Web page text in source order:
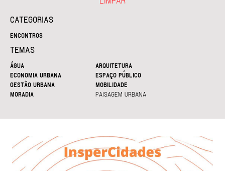
CATEGORIAS
ENCONTROS
TEMAS
ÁGUA
ARQUITETURA
ECONOMIA URBANA
ESPAÇO PÚBLICO
GESTÃO URBANA
MOBILIDADE
MORADIA
PAISAGEM URBANA